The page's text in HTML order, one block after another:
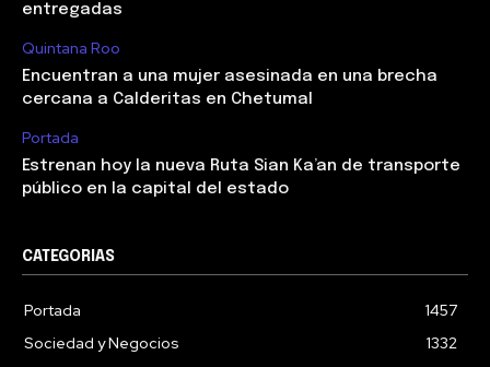
entregadas
Quintana Roo
Encuentran a una mujer asesinada en una brecha
cercana a Calderitas en Chetumal
Portada
Estrenan hoy la nueva Ruta Sian Ka’an de transporte
público en la capital del estado
CATEGORIAS
Portada
1457
Sociedad y Negocios
1332